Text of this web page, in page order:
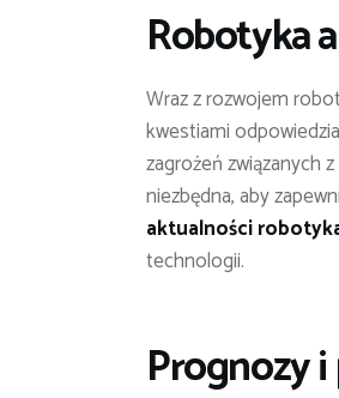
Robotyka
Wraz z rozwojem
kwestiami
zagrożeń
niezbędna, aby
aktualności
technologii.
Prognozy